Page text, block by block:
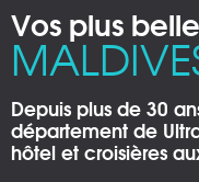
Vos plus
Depuis plus de 30
département de
hôtel et croisières